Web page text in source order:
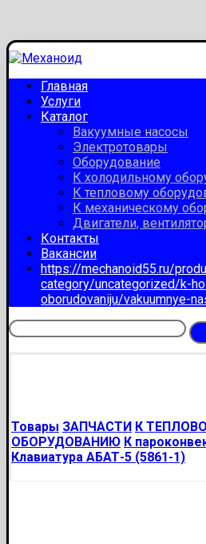
Главная
Услуги
Каталог
Вакуумные насосы
Электротовары
Оборудование
К холодильному
К тепловому
К механическому
Двигатели,
Контакты
Вакансии
https://mechanoid55.ru/
category/uncategorized/k-
oborudovaniju/vakuumnye-
Товары ЗАПЧАСТИ К
ОБОРУДОВАНИЮ К
Клавиатура АБАТ-5 (5861-1)